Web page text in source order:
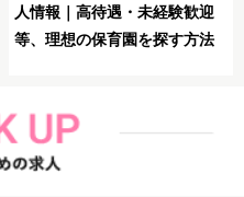
想の求人を探す方法